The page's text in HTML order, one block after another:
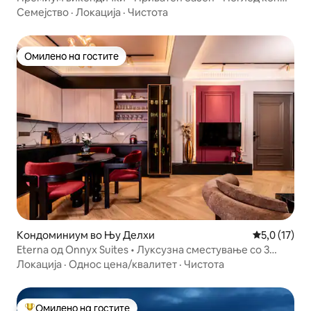
природата
Семејство · Локација · Чистота
Омилено на гостите
Омилено на гостите
Кондоминиум во Њу Делхи Просечна
5,0 (17)
Eterna од Onnyx Suites • Луксузна сместување со 3
спални соби и кујна со када
Локација · Однос цена/квалитет · Чистота